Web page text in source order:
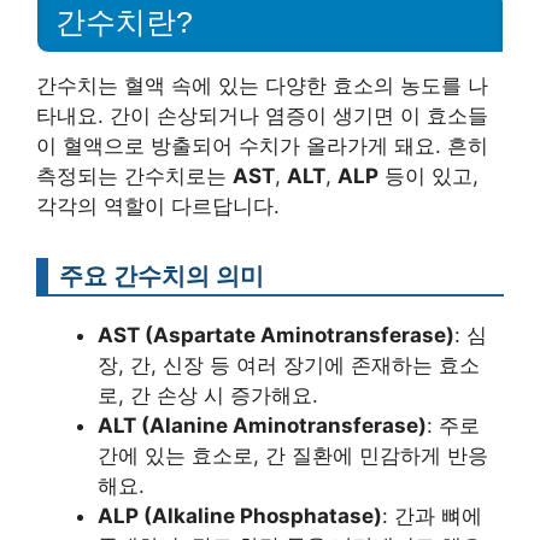
간수치란?
간수치는 혈액 속에 있는 다양한 효소의 농도를 나
타내요. 간이 손상되거나 염증이 생기면 이 효소들
이 혈액으로 방출되어 수치가 올라가게 돼요. 흔히
측정되는 간수치로는 AST, ALT, ALP 등이 있고,
각각의 역할이 다르답니다.
주요 간수치의 의미
AST (Aspartate Aminotransferase): 심
장, 간, 신장 등 여러 장기에 존재하는 효소
로, 간 손상 시 증가해요.
ALT (Alanine Aminotransferase): 주로
간에 있는 효소로, 간 질환에 민감하게 반응
해요.
ALP (Alkaline Phosphatase): 간과 뼈에